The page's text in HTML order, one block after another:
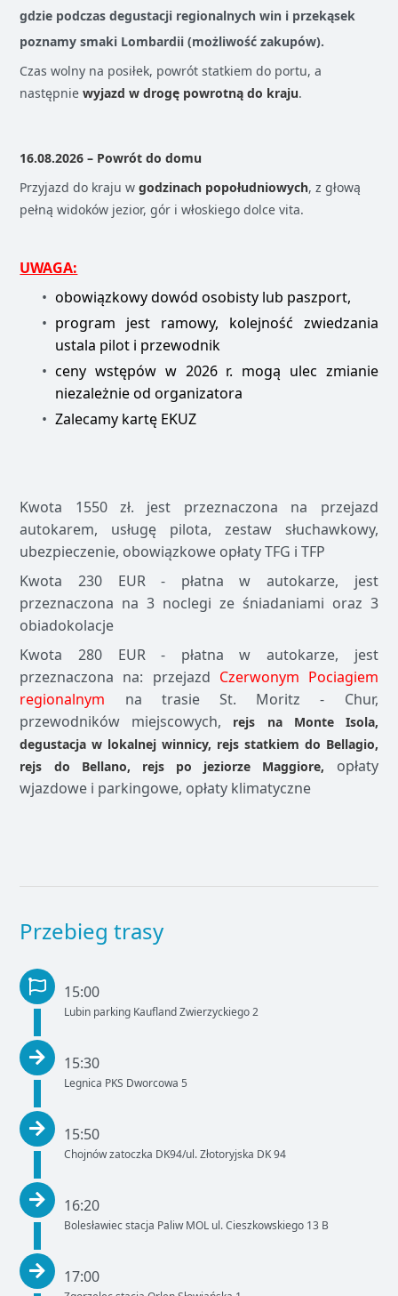
gdzie podczas degustacji regionalnych win i przekąsek
poznamy smaki Lombardii (możliwość zakupów).
Czas wolny na posiłek, powrót statkiem do portu, a
następniewyjazd w drogę powrotną do kraju.
16.08.2026 – Powrót do domu
Przyjazd do kraju wgodzinach popołudniowych, z głową
pełną widoków jezior, gór i włoskiego dolce vita.
UWAGA:
obowiązkowy dowód osobisty lub paszport,
program jest ramowy, kolejność zwiedzania
ustala pilot i przewodnik
ceny wstępów w 2026 r. mogą ulec zmianie
niezależnie od organizatora
Zalecamy kartę EKUZ
Kwota 1550 zł. jest przeznaczona na przejazd
autokarem, usługę pilota, zestaw słuchawkowy,
ubezpieczenie, obowiązkowe opłaty TFG i TFP
Kwota 230 EUR - płatna w autokarze, jest
przeznaczona na 3 noclegi ze śniadaniami oraz 3
obiadokolacje
Kwota 280 EUR - płatna w autokarze, jest
przeznaczona na: przejazd Czerwonym Pociagiem
regionalnym na trasie St. Moritz - Chur,
przewodników miejscowych,
rejs na Monte Isola,
degustacja w lokalnej winnicy, rejs statkiem do Bellagio,
rejs do Bellano, rejs po jeziorze Maggiore, opłaty
wjazdowe i parkingowe, opłaty klimatyczne
Przebieg trasy
15:00
Lubin parking Kaufland Zwierzyckiego 2
15:30
Legnica PKS Dworcowa 5
15:50
Chojnów zatoczka DK94/ul. Złotoryjska DK 94
16:20
Bolesławiec stacja Paliw MOL ul. Cieszkowskiego 13 B
17:00